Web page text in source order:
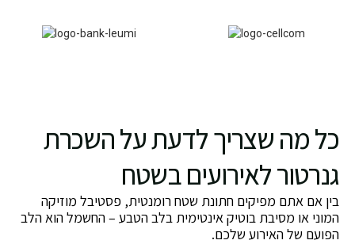
כל מה שצריך לדעת על השכרת
גנרטור לאירועים בשטח
בין אם אתם מפיקים חתונת שטח רומנטית, פסטיבל מוזיקה
המוני או מסיבת בוטיק אינטימית בלב הטבע – החשמל הוא הלב
הפועם של האירוע שלכם.